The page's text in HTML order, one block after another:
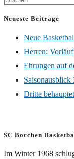
Neueste Beiträge
Neue
Herren:
Ehrungen auf
Dritte
SC Borchen
Im Winter 1968